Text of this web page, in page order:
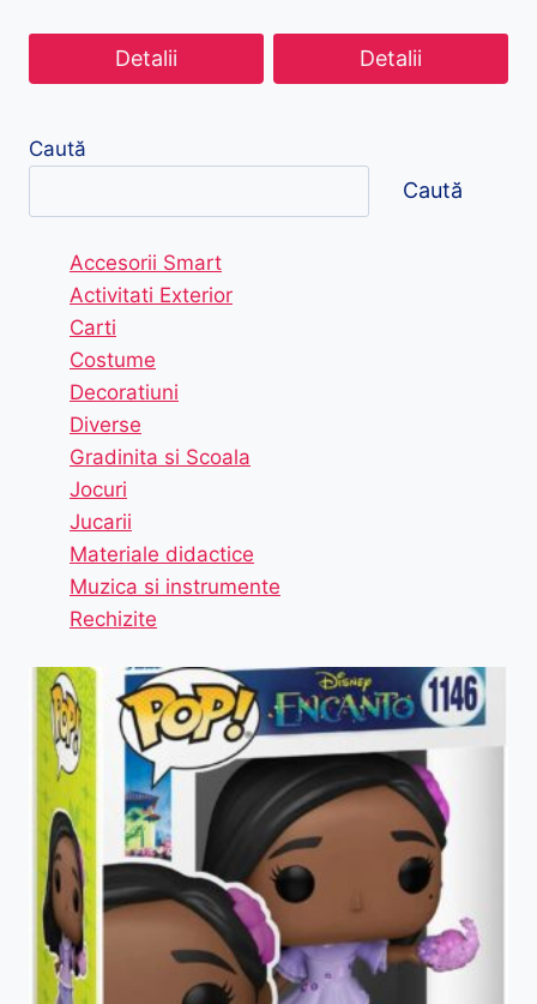
Detalii Detalii
Caută
Caută
Accesorii Smart
Activitati Exterior
Carti
Costume
Decoratiuni
Diverse
Gradinita si Scoala
Jocuri
Jucarii
Materiale didactice
Muzica si instrumente
Rechizite